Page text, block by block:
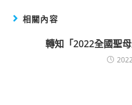
相關內容
轉知「2022全國聖